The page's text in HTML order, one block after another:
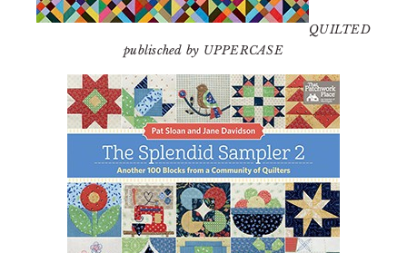
QUILTED
publisched by UPPERCASE